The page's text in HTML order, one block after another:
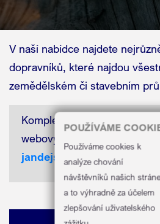
V naší nabídce najdete
dopravníků, které najdou
zemědělském či stavebním
Kompletní nabídku naleznete
webových stránkách:
jandejsek.cz
POUŽÍVÁME
Používáme cookies k
analýze chování
návštěvníků našich
a to výhradně za účelem
zlepšování uživatelského